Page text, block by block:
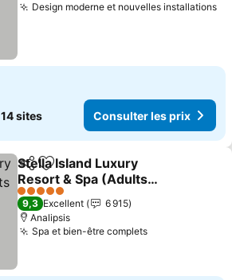
Design moderne et nouvelles installations
14 sites Consulter les prix
PartagerAjouter à mes favoris
Stella Island Luxury
Resort & Spa (Adults
Only)
Consulter les prix
5 Étoiles
9,3 Excellent
6 915
Analipsis
Spa et bien-être completsConsulter les